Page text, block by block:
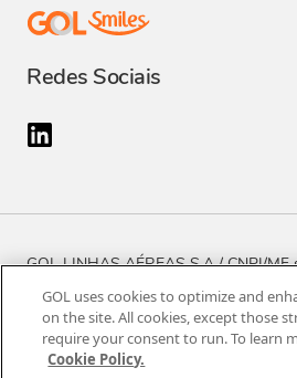
Atendimento
Redes Sociais
GOL LINHAS AÉREAS S.A / CNPJ/MF
07.575.651/0037-60
Alameda Rio Negro, nº 585, Edifício
andar, conjuntos 21 e 22 - Parte A,
GOL uses cookies to optimize and
on the site. All cookies, except those
require your consent to run. To learn
Cookie Policy.